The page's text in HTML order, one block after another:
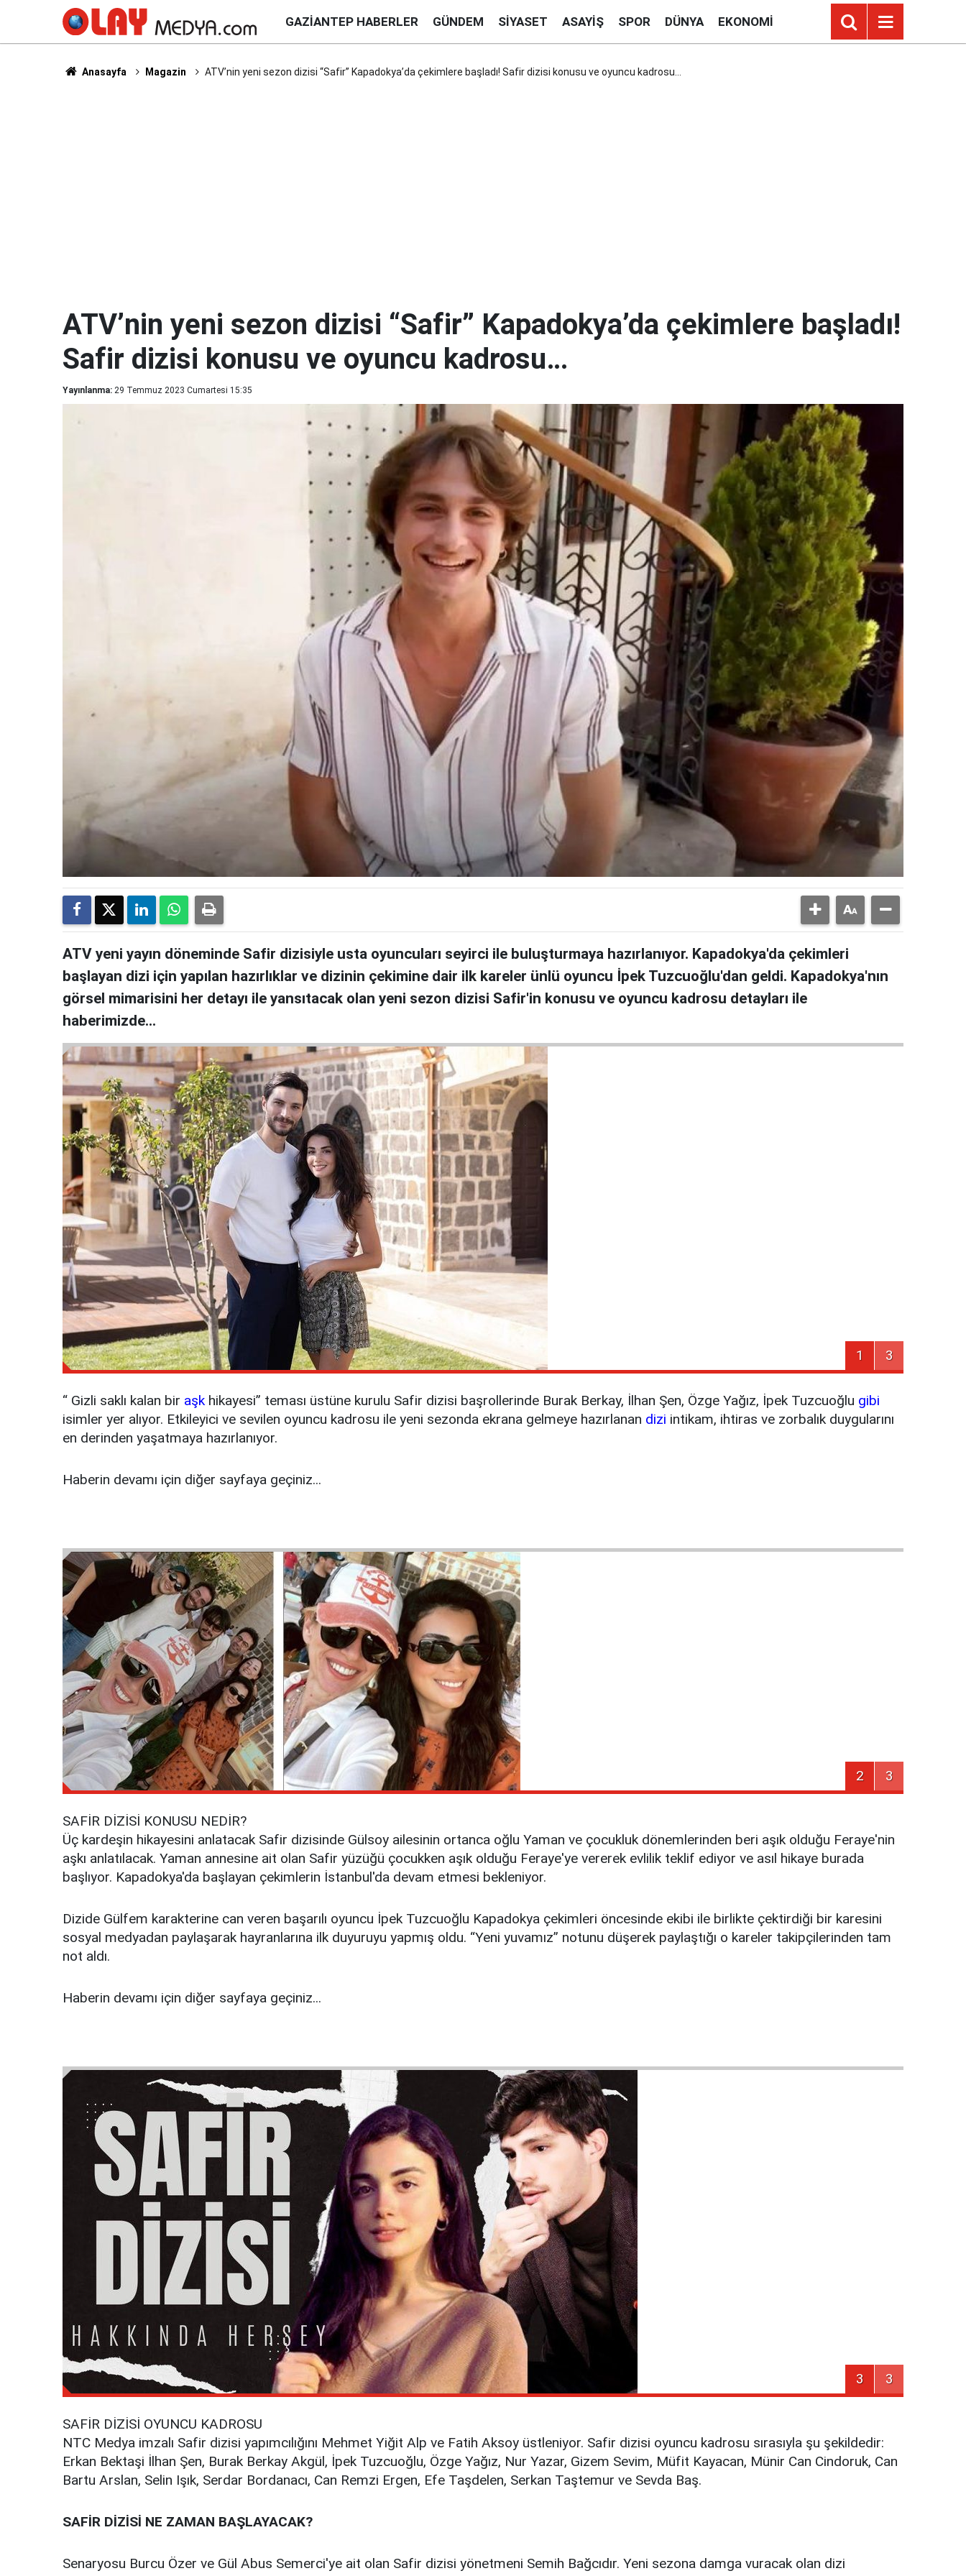
GAZIANTEP HABERLER GÜNDEM SIYASET ASAYIŞ SPOR DÜNYA EKONOMI
Anasayfa Magazin ATV’nin yeni sezon dizisi “Safir” Kapadokya’da çekimlere başladı! Safir dizisi konusu ve oyuncu kadrosu…
ATV’nin yeni sezon dizisi “Safir” Kapadokya’da çekimlere başladı!
Safir dizisi konusu ve oyuncu kadrosu…
Yayınlanma: 29 Temmuz 2023 Cumartesi 15:35
ATV yeni yayın döneminde Safir dizisiyle usta oyuncuları seyirci ile buluşturmaya hazırlanıyor. Kapadokya'da çekimleri
başlayan dizi için yapılan hazırlıklar ve dizinin çekimine dair ilk kareler ünlü oyuncu İpek Tuzcuoğlu'dan geldi. Kapadokya'nın
görsel mimarisini her detayı ile yansıtacak olan yeni sezon dizisi Safir'in konusu ve oyuncu kadrosu detayları ile
haberimizde…
1 3
“ Gizli saklı kalan bir aşkhikayesi” teması üstüne kurulu Safir dizisi başrollerinde Burak Berkay, İlhan Şen, Özge Yağız, İpek Tuzcuoğlu gibi
isimler yer alıyor. Etkileyici ve sevilen oyuncu kadrosu ile yeni sezonda ekrana gelmeye hazırlanan dizi intikam, ihtiras ve zorbalık duygularını
en derinden yaşatmaya hazırlanıyor.
Haberin devamı için diğer sayfaya geçiniz...
2 3
SAFİR DİZİSİ KONUSU NEDİR?
Üç kardeşin hikayesini anlatacak Safir dizisinde Gülsoy ailesinin ortanca oğlu Yaman ve çocukluk dönemlerinden beri aşık olduğu Feraye'nin
aşkı anlatılacak. Yaman annesine ait olan Safir yüzüğü çocukken aşık olduğu Feraye'ye vererek evlilik teklif ediyor ve asıl hikaye burada
başlıyor. Kapadokya'da başlayan çekimlerin İstanbul'da devam etmesi bekleniyor.
Dizide Gülfem karakterine can veren başarılı oyuncu İpek Tuzcuoğlu Kapadokya çekimleri öncesinde ekibi ile birlikte çektirdiği bir karesini
sosyal medyadan paylaşarak hayranlarına ilk duyuruyu yapmış oldu. “Yeni yuvamız” notunu düşerek paylaştığı o kareler takipçilerinden tam
not aldı.
Haberin devamı için diğer sayfaya geçiniz...
3 3
SAFİR DİZİSİ OYUNCU KADROSU
NTC Medya imzalı Safir dizisi yapımcılığını Mehmet Yiğit Alp ve Fatih Aksoy üstleniyor. Safir dizisi oyuncu kadrosu sırasıyla şu şekildedir:
Erkan Bektaşi İlhan Şen, Burak Berkay Akgül, İpek Tuzcuoğlu, Özge Yağız, Nur Yazar, Gizem Sevim, Müfit Kayacan, Münir Can Cindoruk, Can
Bartu Arslan, Selin Işık, Serdar Bordanacı, Can Remzi Ergen, Efe Taşdelen, Serkan Taştemur ve Sevda Baş.
SAFİR DİZİSİ NE ZAMAN BAŞLAYACAK?
Senaryosu Burcu Özer ve Gül Abus Semerci'ye ait olan Safir dizisi yönetmeni Semih Bağcıdır. Yeni sezona damga vuracak olan dizi